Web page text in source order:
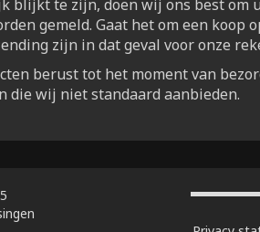
blijkt te zijn, doen wij ons best
gemeld. Gaat het om een koop
zijn in dat geval voor onze
berust tot het moment van
die wij niet standaard aanbieden.